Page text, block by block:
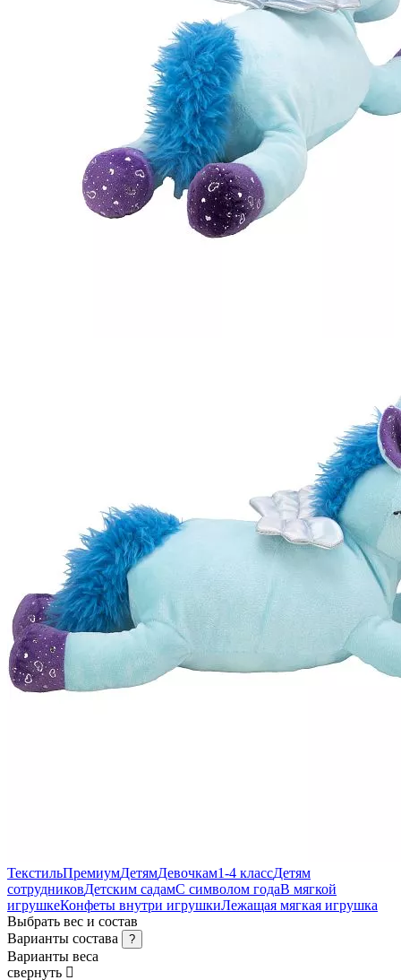
ТекстильПремиумДетямДевочкам1-4 классДетям
сотрудниковДетским садамС символом годаВ мягкой
игрушкеКонфеты внутри игрушкиЛежащая мягкая игрушка
Выбрать вес и состав
Варианты состава
?
Варианты веса
свернуть